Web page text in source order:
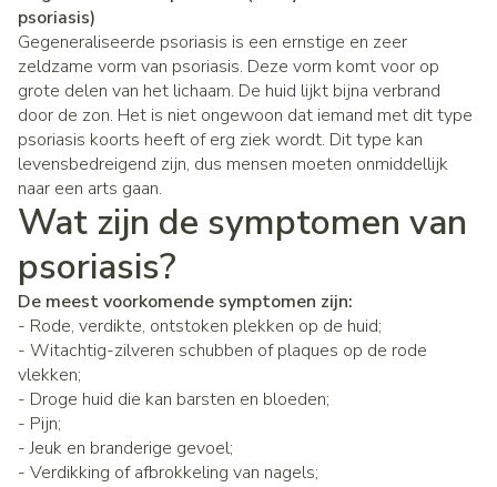
psoriasis)
Gegeneraliseerde psoriasis is een ernstige en zeer
zeldzame vorm van psoriasis. Deze vorm komt voor op
grote delen van het lichaam. De huid lijkt bijna verbrand
door de zon. Het is niet ongewoon dat iemand met dit type
psoriasis koorts heeft of erg ziek wordt. Dit type kan
levensbedreigend zijn, dus mensen moeten onmiddellijk
naar een arts gaan.
Wat zijn de symptomen van
psoriasis?
De meest voorkomende symptomen zijn:
- Rode, verdikte, ontstoken plekken op de huid;
- Witachtig-zilveren schubben of plaques op de rode
vlekken;
- Droge huid die kan barsten en bloeden;
- Pijn;
- Jeuk en branderige gevoel;
- Verdikking of afbrokkeling van nagels;